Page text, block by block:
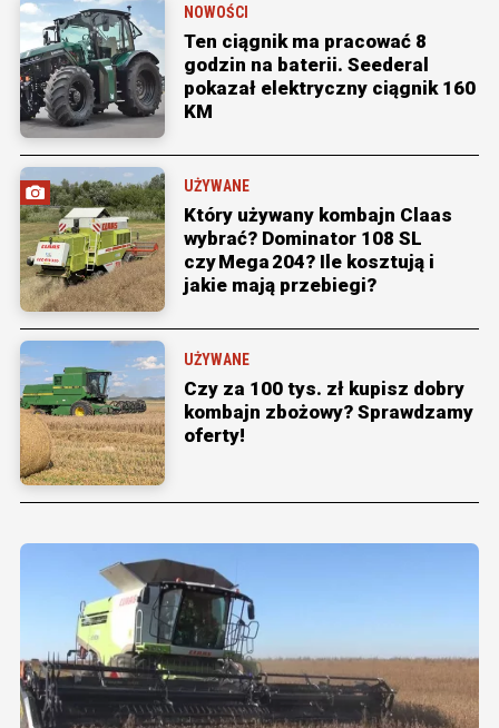
NOWOŚCI
Ten ciągnik ma pracować 8
godzin na baterii. Seederal
pokazał elektryczny ciągnik 160
KM
UŻYWANE
Który używany kombajn Claas
wybrać? Dominator 108 SL
czy Mega 204? Ile kosztują i
jakie mają przebiegi?
UŻYWANE
Czy za 100 tys. zł kupisz dobry
kombajn zbożowy? Sprawdzamy
oferty!